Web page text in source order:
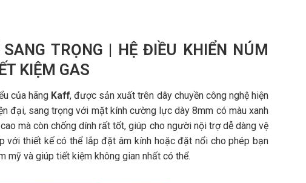
TRỌNG | HỆ ĐIỀU KHIỂN NÚM
KIỆM GAS
của hãng Kaff, được sản xuất trên dây chuyền công nghệ hiện
đại, sang trọng với mặt kính cường lực dày 8mm có màu xanh
mà còn chống dính rất tốt, giúp cho người nội trợ dễ dàng vệ
với thiết kế có thể lắp đặt âm kính hoặc đặt nổi cho phép bạn
mỹ và giúp tiết kiệm không gian nhất có thể.